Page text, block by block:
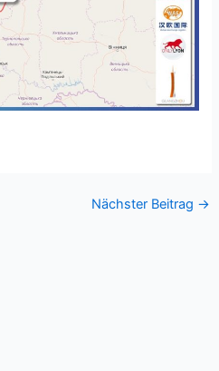
Nächster Beitrag →